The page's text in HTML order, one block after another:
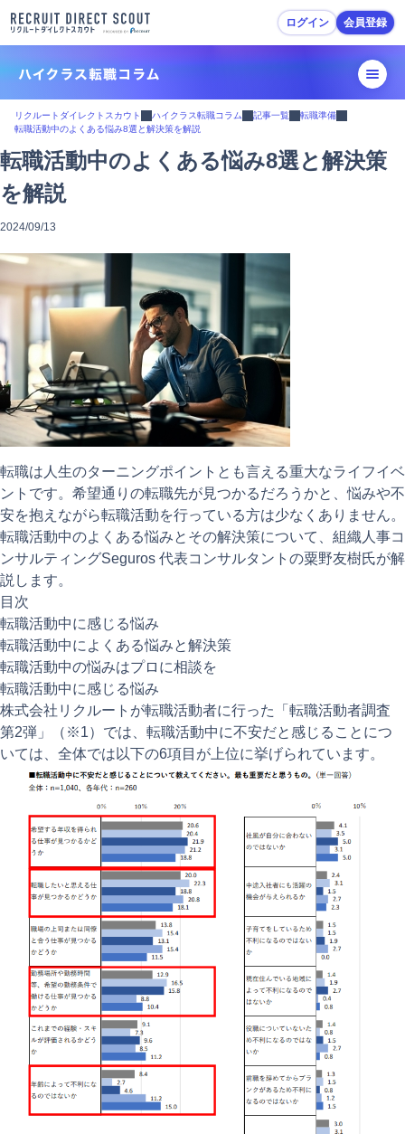
ログイン 会員登録
転職活動ガイド
転職準備
履歴書・職務経歴書作成
面接対策
内定・退職準備
転職活動Tips
注目記事
リクルートダイレクトスカウト ハイクラス転職コラム 記事一覧
転職準備
転職活動中のよくある悩み8選と解決策を解説
転職活動中のよくある悩み8選と解決策
を解説
2024/09/13
転職は人生のターニングポイントとも言える重大なライフイベ
ントです。希望通りの転職先が見つかるだろうかと、悩みや不
安を抱えながら転職活動を行っている方は少なくありません。
転職活動中のよくある悩みとその解決策について、組織人事コ
ンサルティングSeguros 代表コンサルタントの粟野友樹氏が解
説します。
目次
転職活動中に感じる悩み
転職活動中によくある悩みと解決策
転職活動中の悩みはプロに相談を
転職活動中に感じる悩み
株式会社リクルートが転職活動者に行った「転職活動者調査
第2弾」（※1）では、転職活動中に不安だと感じることにつ
いては、全体では以下の6項目が上位に挙げられています。